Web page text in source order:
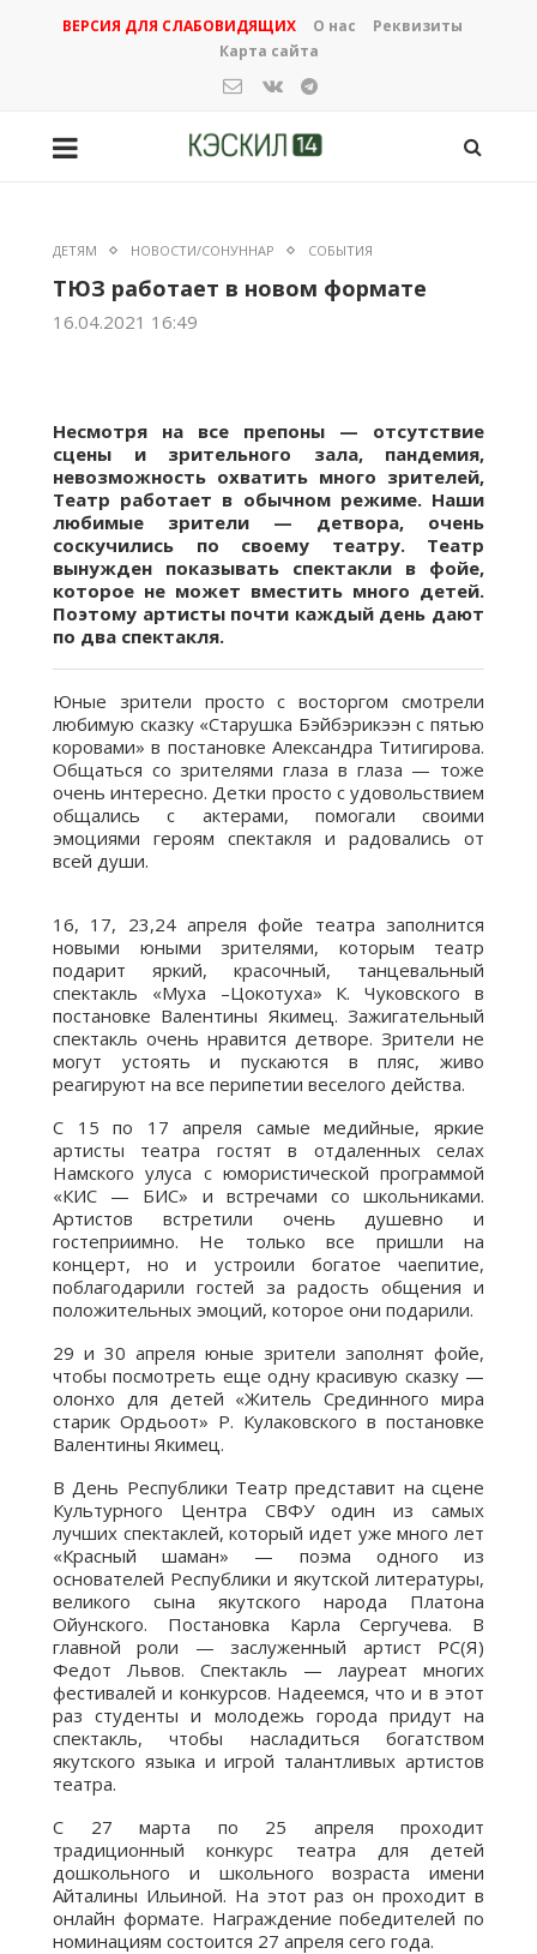
ВЕРСИЯ ДЛЯ СЛАБОВИДЯЩИХ О нас
Реквизиты
Карта сайта
ДЕТЯМ НОВОСТИ/СОНУННАР СОБЫТИЯ
ТЮЗ работает в новом формате
16.04.2021 16:49
Несмотря на все препоны — отсутствие
сцены и зрительного зала, пандемия,
невозможность охватить много зрителей,
Театр работает в обычном режиме. Наши
любимые зрители — детвора, очень
соскучились по своему театру. Театр
вынужден показывать спектакли в фойе,
которое не может вместить много детей.
Поэтому артисты почти каждый день дают
по два спектакля.
Юные зрители просто с восторгом смотрели
любимую сказку «Старушка Бэйбэрикээн с пятью
коровами» в постановке Александра Титигирова.
Общаться со зрителями глаза в глаза — тоже
очень интересно. Детки просто с удовольствием
общались с актерами, помогали своими
эмоциями героям спектакля и радовались от
всей души.
16, 17, 23,24 апреля фойе театра заполнится
новыми юными зрителями, которым театр
подарит яркий, красочный, танцевальный
спектакль «Муха –Цокотуха» К. Чуковского в
постановке Валентины Якимец. Зажигательный
спектакль очень нравится детворе. Зрители не
могут устоять и пускаются в пляс, живо
реагируют на все перипетии веселого действа.
С 15 по 17 апреля самые медийные, яркие
артисты театра гостят в отдаленных селах
Намского улуса с юмористической программой
«КИС — БИС» и встречами со школьниками.
Артистов встретили очень душевно и
гостеприимно. Не только все пришли на
концерт, но и устроили богатое чаепитие,
поблагодарили гостей за радость общения и
положительных эмоций, которое они подарили.
29 и 30 апреля юные зрители заполнят фойе,
чтобы посмотреть еще одну красивую сказку —
олонхо для детей «Житель Срединного мира
старик Ордьоот» Р. Кулаковского в постановке
Валентины Якимец.
В День Республики Театр представит на сцене
Культурного Центра СВФУ один из самых
лучших спектаклей, который идет уже много лет
«Красный шаман» — поэма одного из
основателей Республики и якутской литературы,
великого сына якутского народа Платона
Ойунского. Постановка Карла Сергучева. В
главной роли — заслуженный артист РС(Я)
Федот Львов. Спектакль — лауреат многих
фестивалей и конкурсов. Надеемся, что и в этот
раз студенты и молодежь города придут на
спектакль, чтобы насладиться богатством
якутского языка и игрой талантливых артистов
театра.
С 27 марта по 25 апреля проходит
традиционный конкурс театра для детей
дошкольного и школьного возраста имени
Айталины Ильиной. На этот раз он проходит в
онлайн формате. Награждение победителей по
номинациям состоится 27 апреля сего года.